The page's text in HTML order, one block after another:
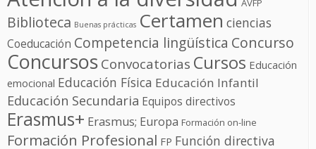
AVFP
Biblioteca Buenas prácticas Certamen ciencias
Coeducación Competencia lingüística Concurso
ConcursosConvocatorias Cursos Educación
emocional Educación Física Educación Infantil
Educación Secundaria Equipos directivos
Erasmus+ Erasmus; Europa Formación on-line
Formación Profesional FP Función directiva